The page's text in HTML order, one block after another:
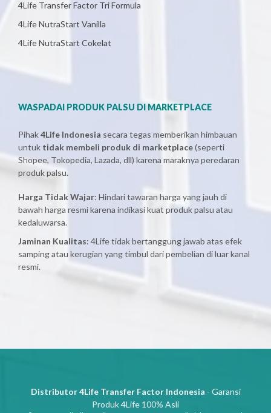
4Life Transfer Factor Tri Formula
4Life NutraStart Vanilla
4Life NutraStart Cokelat
WASPADAI PRODUK PALSU DI MARKETPLACE
Pihak4Life Indonesia secara tegas memberikan himbauan
untuk tidak membeli produk di marketplace(seperti
Shopee, Tokopedia, Lazada, dll) karena maraknya peredaran
produk palsu.
Harga Tidak Wajar: Hindari tawaran harga yang jauh di
bawah harga resmi karena indikasi kuat produk palsu atau
kedaluwarsa.
Jaminan Kualitas: 4Life tidak bertanggung jawab atas efek
samping atau kerugian yang timbul dari pembelian di luar kanal
resmi.
Distributor 4Life Transfer Factor Indonesia - Garansi
Produk 4Life 100% Asli